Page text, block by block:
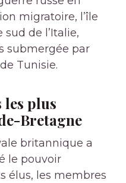
migratoire, l’île
de l’Italie,
submergée par
Tunisie.
les plus
Bretagne
britannique a
le pouvoir
élus, les membres